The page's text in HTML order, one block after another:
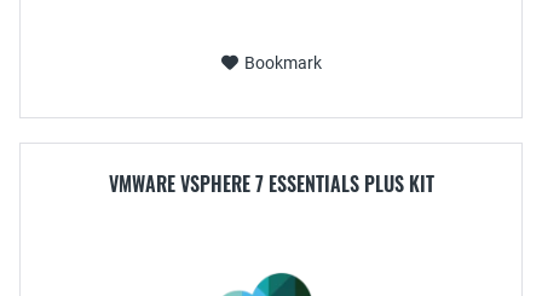
Bookmark
VMWARE VSPHERE 7 ESSENTIALS PLUS KIT